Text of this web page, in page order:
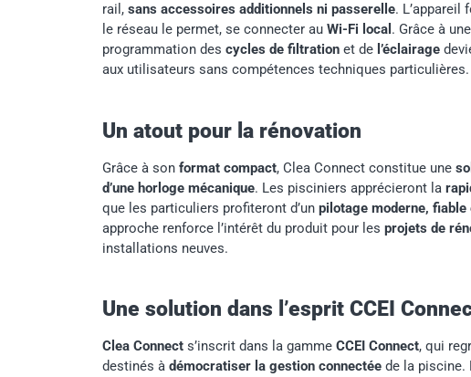
rail, sans accessoires additionnels ni passerelle. L’appareil
le réseau le permet, se connecter au Wi-Fi local . Grâce à une
programmation des cycles de filtration et de l’éclairage
aux utilisateurs sans compétences techniques particulières.
Un atout pour la rénovation
Grâce à son format compact, Clea Connect constitue une
d’une horloge mécanique. Les pisciniers apprécieront la
que les particuliers profiteront d’un pilotage moderne,
approche renforce l’intérêt du produit pour les projets de
installations neuves.
Une solution dans l’esprit CCEI
Clea Connect s’inscrit dans la gamme CCEI Connect, qui
destinés à démocratiser la gestion connectée de la piscine.